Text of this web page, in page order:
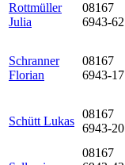
Rottmüller
Julia
08167
6943-62
Schranner
Florian
08167
6943-17
Schütt Lukas
08167
6943-20
08167